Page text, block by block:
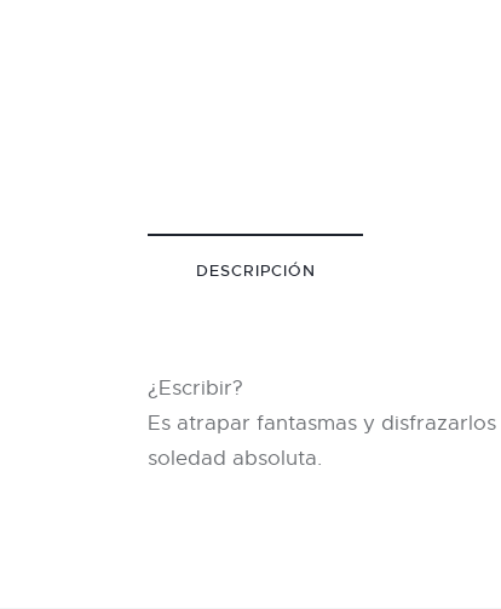
DESCRIPCIÓN
¿Escribir?
Es atrapar fantasmas y
soledad absoluta.